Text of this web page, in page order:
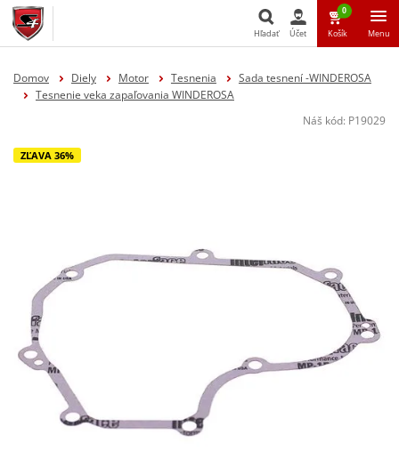
Hľadať
Hľadať Účet
0
Košík Menu
Domov Diely Motor Tesnenia
Sada tesnení -WINDEROSA
Tesnenie veka zapaľovania WINDEROSA
Náš kód: P19029
ZĽAVA 36%